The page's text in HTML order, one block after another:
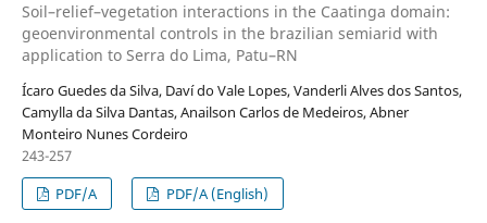
Soil–relief–vegetation interactions in the Caatinga domain:
geoenvironmental controls in the brazilian semiarid with
application to Serra do Lima, Patu–RN
Ícaro Guedes da Silva, Daví do Vale Lopes, Vanderli Alves dos Santos,
Camylla da Silva Dantas, Anailson Carlos de Medeiros, Abner
Monteiro Nunes Cordeiro
243-257
PDF/A
PDF/A (English)